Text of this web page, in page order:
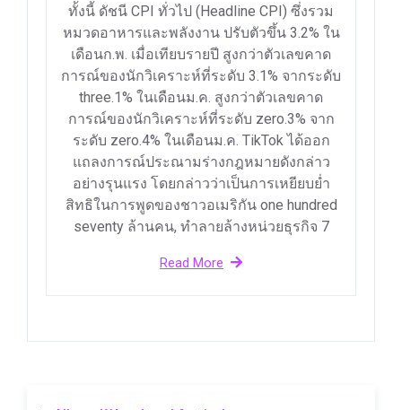
ทั้งนี้ ดัชนี CPI ทั่วไป (Headline CPI) ซึ่งรวม
หมวดอาหารและพลังงาน ปรับตัวขึ้น 3.2% ใน
เดือนก.พ. เมื่อเทียบรายปี สูงกว่าตัวเลขคาด
การณ์ของนักวิเคราะห์ที่ระดับ 3.1% จากระดับ
three.1% ในเดือนม.ค. สูงกว่าตัวเลขคาด
การณ์ของนักวิเคราะห์ที่ระดับ zero.3% จาก
ระดับ zero.4% ในเดือนม.ค. TikTok ได้ออก
แถลงการณ์ประณามร่างกฎหมายดังกล่าว
อย่างรุนแรง โดยกล่าวว่าเป็นการเหยียบย่ำ
สิทธิในการพูดของชาวอเมริกัน one hundred
seventy ล้านคน, ทำลายล้างหน่วยธุรกิจ 7
Read More